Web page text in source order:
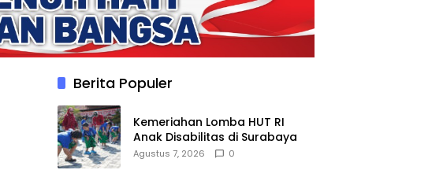
Berita Populer
Kemeriahan Lomba HUT RI
Anak Disabilitas di Surabaya
Agustus 7, 2026 0